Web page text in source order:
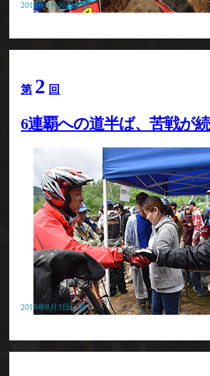
2018年3月30日公開
第 2 回
6連覇への道半ば、苦戦が
2018年8月3日公開